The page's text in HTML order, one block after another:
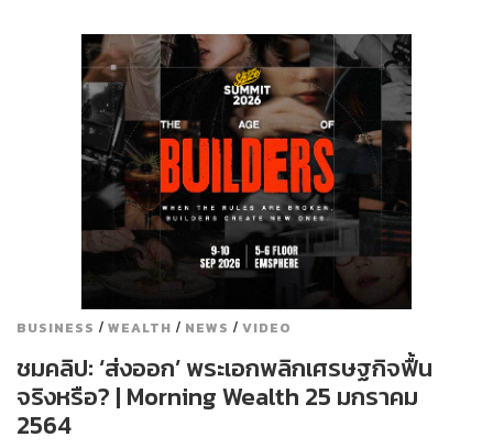
BUSINESS / WEALTH / NEWS / VIDEO
ชมคลิป: ‘ส่งออก’ พระเอกพลิกเศรษฐกิจฟื้น
จริงหรือ? | Morning Wealth 25 มกราคม
2564